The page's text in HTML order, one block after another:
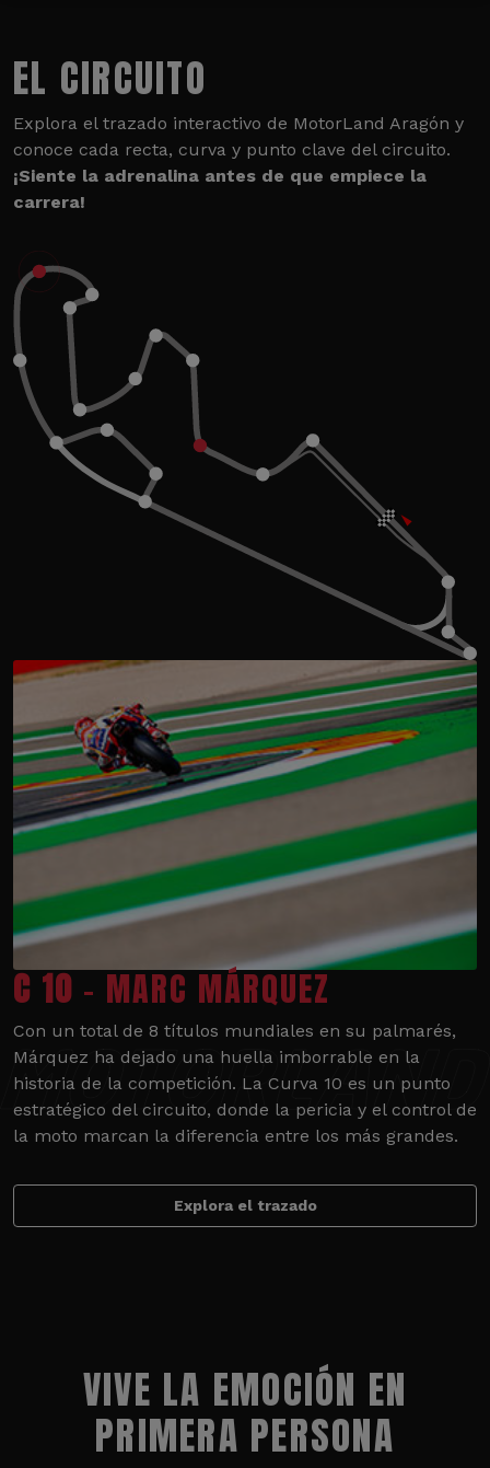
EL CIRCUITO
Explora el trazado interactivo de MotorLand Aragón y
conoce cada recta, curva y punto clave del circuito.
¡Siente la adrenalina antes de que empiece la
carrera!
C 10 - MARC MÁRQUEZ
Con un total de 8 títulos mundiales en su palmarés,
Márquez ha dejado una huella imborrable en la
historia de la competición. La Curva 10 es un punto
estratégico del circuito, donde la pericia y el control de
la moto marcan la diferencia entre los más grandes.
Explora el trazado
VIVE LA EMOCIÓN EN
PRIMERA PERSONA